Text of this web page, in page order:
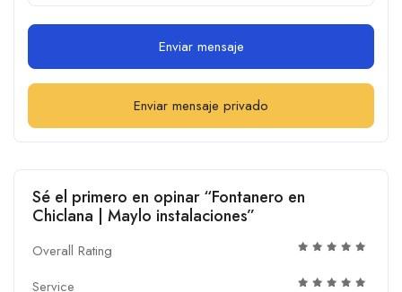
Enviar mensaje
Enviar mensaje privado
Sé el primero en opinar “Fontanero en
Chiclana | Maylo instalaciones”
Overall Rating
Service